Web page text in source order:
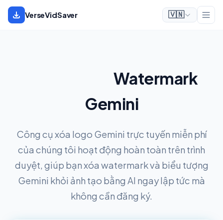
VerseVidSaver 🇻🇳
Watermark
Gemini
Công cụ xóa logo Gemini trực tuyến miễn phí
của chúng tôi hoạt động hoàn toàn trên trình
duyệt, giúp bạn xóa watermark và biểu tượng
Gemini khỏi ảnh tạo bằng AI ngay lập tức mà
không cần đăng ký.